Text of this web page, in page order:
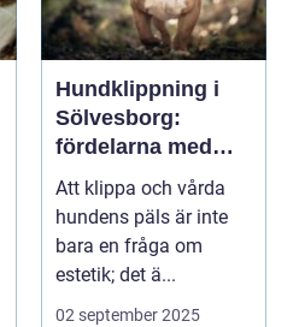
Hundklippning i
Sölvesborg:
fördelarna med
professionell
pälsvård
Att klippa och vårda
hundens päls är inte
bara en fråga om
estetik; det ä...
02 september 2025